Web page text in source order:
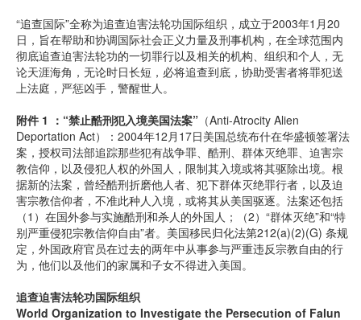
“追查国际”全称为追查迫害法轮功国际组织，成立于2003年1月20
日，旨在帮助和协调国际社会正义力量及刑事机构，在全球范围内
彻底追查迫害法轮功的一切罪行以及相关的机构、组织和个人，无
论天涯海角，无论时日长短，必将追查到底，协助受害者将罪犯送
上法庭，严惩凶手，警醒世人。
附件 1 ：“禁止酷刑犯入境美国法案” （Anti-Atrocity Alien
Deportation Act）：2004年12月17日美国总统布什在华盛顿签署法
案，授权司法部追踪那些犯有战争罪、酷刑、群体灭绝罪、迫害宗
教信仰，以及侵犯人权的外国人，限制其入境或将其驱除出境。根
据新的法案，曾经酷刑折磨他人者、犯下群体灭绝罪行者，以及迫
害宗教信仰者，不准此种人入境，或将其从美国驱逐。法案还包括
（1）在国外参与实施酷刑和杀人的外国人；（2）“群体灭绝”和“特
别严重侵犯宗教信仰自由”者。美国移民归化法第212(a)(2)(G) 条规
定，外国政府官员在过去的两年中从事参与严重违反宗教自由的行
为，他们以及他们的家属和子女不得进入美国。
追查迫害法轮功国际组织
World Organization to Investigate the Persecution of Falun